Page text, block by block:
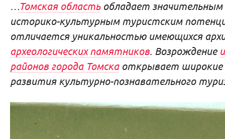
…Томская областьобладает значительным
историко-культурным туристским
отличается уникальностью имеющихся
археологических памятников. Возрождение
районов города Томскаоткрывает широкие
развития культурно-познавательного